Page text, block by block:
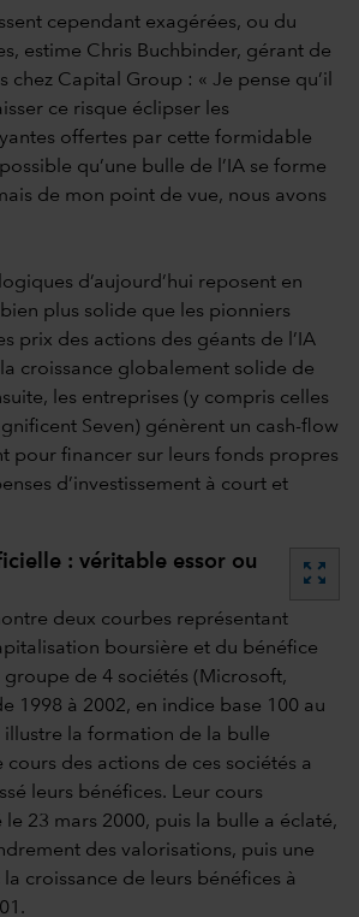
cependant exagérées, ou du
estime Chris Buchbinder, gérant de
Capital Group : « Je pense qu’il
ce risque éclipser les
offertes par cette formidable
qu’une bulle de l’IA se forme
de mon point de vue, nous avons
d’aujourd’hui reposent en
plus solide que les pionniers
prix des actions des géants de l’IA
croissance globalement solide de
les entreprises (y compris celles
Seven) génèrent un cash-flow
pour financer sur leurs fonds propres
d’investissement à court et
: véritable essor ou
zoom_out_map